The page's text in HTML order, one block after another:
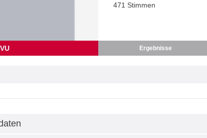
VU
471 Stimmen
Ergebnisse